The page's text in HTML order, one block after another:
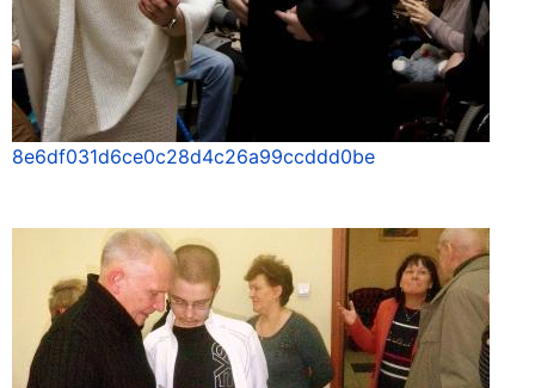
8e6df031d6ce0c28d4c26a99ccddd0be